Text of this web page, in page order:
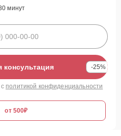
минут
консультация -25%
политикой конфиденциальности
от 500₽